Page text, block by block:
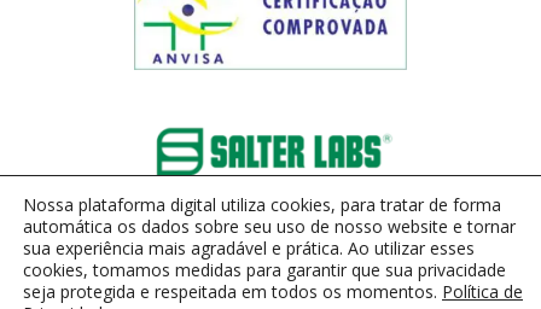
Respirox - 2023 | Todos os Direitos Reservados | Desenvolvido com por
Nossa plataforma digital utiliza cookies, para tratar de forma
automática os dados sobre seu uso de nosso website e tornar
sua experiência mais agradável e prática. Ao utilizar esses
cookies, tomamos medidas para garantir que sua privacidade
seja protegida e respeitada em todos os momentos. Política de